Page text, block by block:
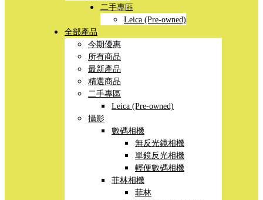
二手專區
Leica (Pre-owned)
全部產品
今期優惠
所有商品
最新產品
精選商品
二手專區
Leica (Pre-owned)
攝影
數碼相機
無反光鏡相機
單鏡反光相機
輕便數碼相機
菲林相機
菲林